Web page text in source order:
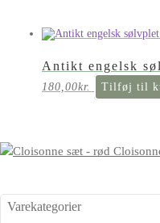
Antikt engelsk
180,00kr. Tilføj til
Varekategorier